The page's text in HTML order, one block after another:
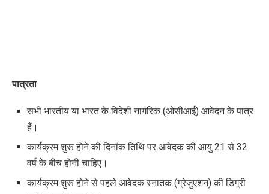
पात्रता
सभी भारतीय या भारत के विदेशी नागरिक (ओसीआई) आवेदन के पात्र
हैं।
कार्यक्रम शुरू होने की दिनांक तिथि पर आवेदक की आयु 21 से 32
वर्ष के बीच होनी चाहिए।
कार्यक्रम शुरू होने से पहले आवेदक स्नातक (ग्रेजुएशन) की डिग्री